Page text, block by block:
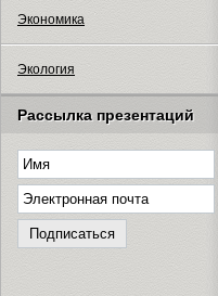
Экономика
Экология
Рассылка презентаций